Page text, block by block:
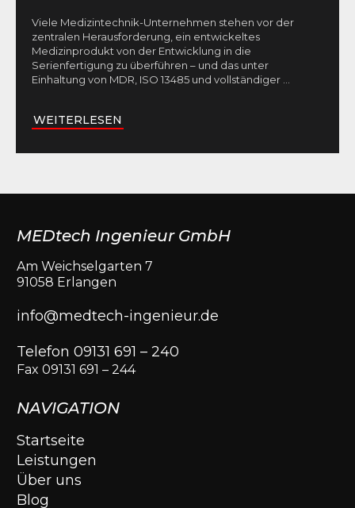
Viele Medizintechnik-Unternehmen stehen vor der
zentralen Herausforderung, ein entwickeltes
Medizinprodukt von der Entwicklung in die
Serienfertigung zu überführen – und das unter
Einhaltung von MDR, ISO 13485 und vollständiger
WEITERLESEN
MEDtech Ingenieur GmbH
Am Weichselgarten 7
91058 Erlangen
info@medtech-ingenieur.de
Telefon 09131 691 – 240
Fax 09131 691 – 244
NAVIGATION
Startseite
Leistungen
Über uns
Blog